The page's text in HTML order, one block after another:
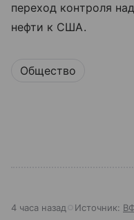
переход контроля
нефти к США.
Общество
4 часа назад Источник: